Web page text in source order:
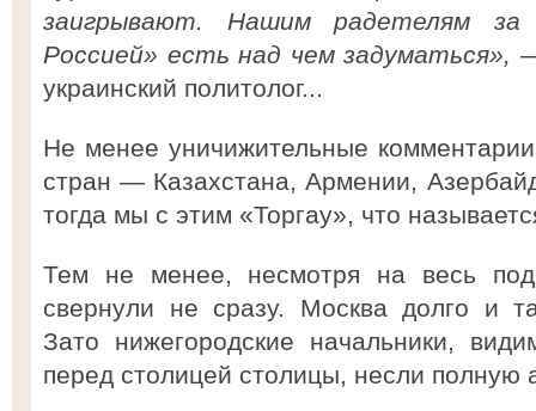
заигрывают. Нашим радетелям
Россией» есть над чем задуматься»,
украинский политолог...
Не менее уничижительные
стран — Казахстана, Армении,
тогда мы с этим «Торгау», что
Тем не менее, несмотря на весь
свернули не сразу. Москва долго и
Зато нижегородские начальники,
перед столицей столицы, несли полную